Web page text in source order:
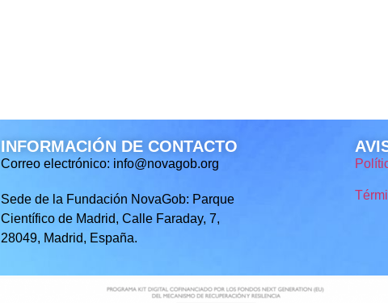
INFORMACIÓN DE CONTACTO
Correo electrónico: info@novagob.org
Sede de la Fundación NovaGob: Parque
Científico de Madrid, Calle Faraday, 7,
28049, Madrid, España.